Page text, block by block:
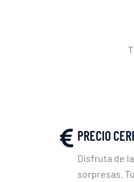
PRECIO
Disfruta de
sorpresas.